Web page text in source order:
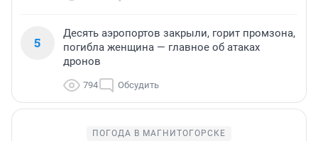
5
Десять аэропортов закрыли, горит промзона,
погибла женщина — главное об атаках
дронов
794 Обсудить
ПОГОДА В МАГНИТОГОРСКЕ